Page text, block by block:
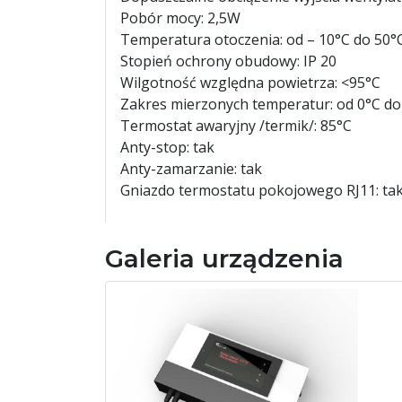
Pobór mocy: 2,5W
Temperatura otoczenia: od – 10°C do
Stopień ochrony obudowy: IP 20
Wilgotność względna powietrza: <95°C
Zakres mierzonych temperatur: od 0°C do
Termostat awaryjny /termik/: 85°C
Anty-stop: tak
Anty-zamarzanie: tak
Gniazdo termostatu pokojowego RJ11:
Galeria urządzenia